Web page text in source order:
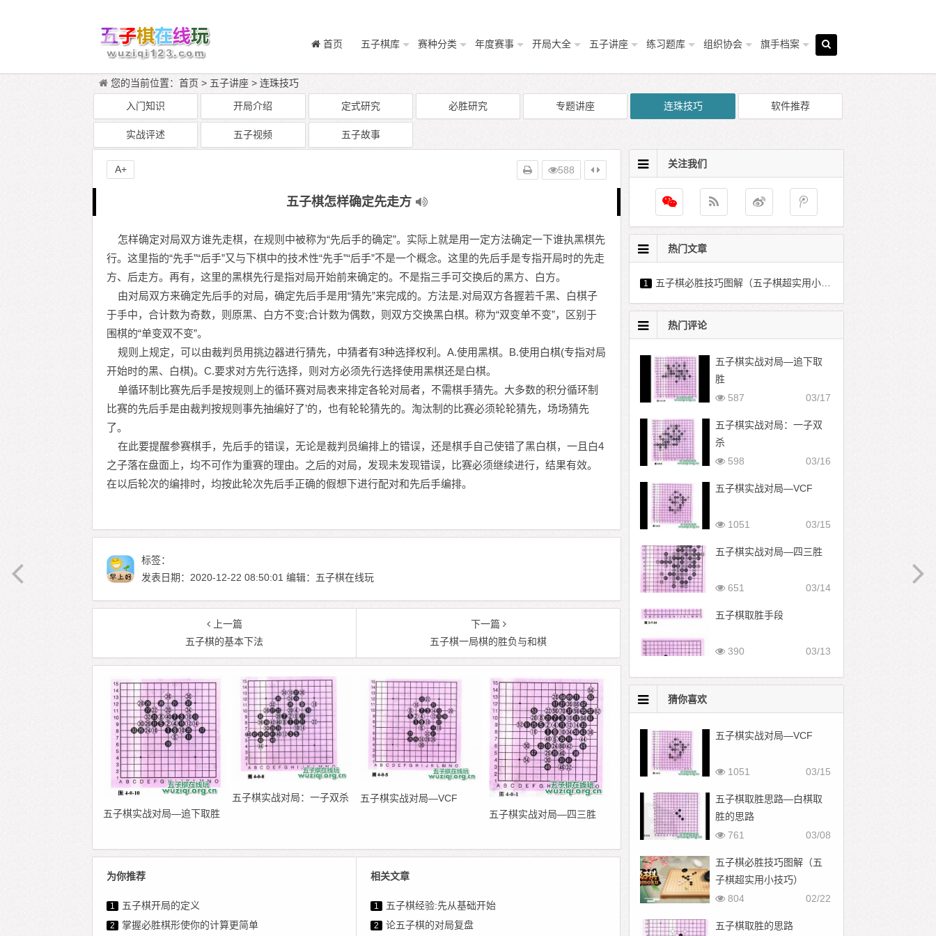
首页 五子棋库 赛种分类 年度赛事 开局大全 五子讲座 练习题库 组织协会 旗手档案
您的当前位置： 首页 > 五子讲座 > 连珠技巧
入门知识 开局介绍 定式研究 必胜研究 专题讲座 连珠技巧 软件推荐
实战评述 五子视频 五子故事
五子棋怎样确定先走方
怎样确定对局双方谁先走棋，在规则中被称为“先后手的确定”。实际上就是用一定方法确定一下谁执黑棋先
行。这里指的“先手”“后手”又与下棋中的技术性“先手”“后手”不是一个概念。这里的先后手是专指开局时的先走
方、后走方。再有，这里的黑棋先行是指对局开始前来确定的。不是指三手可交换后的黑方、白方。
由对局双方来确定先后手的对局，确定先后手是用“猜先”来完成的。方法是.对局双方各握若千黑、白棋子
于手中，合计数为奇数，则原黑、白方不变;合计数为偶数，则双方交换黑白棋。称为“双变单不变”，区别于
围棋的“单变双不变”。
规则上规定，可以由裁判员用挑边器进行猜先，中猜者有3种选择权利。A.使用黑棋。B.使用白棋(专指对局
开始时的黑、白棋)。C.要求对方先行选择，则对方必须先行选择使用黑棋还是白棋。
单循环制比赛先后手是按规则上的循环赛对局表来排定各轮对局者，不需棋手猜先。大多数的积分循环制
比赛的先后手是由裁判按规则事先抽编好了’的，也有轮轮猜先的。淘汰制的比赛必须轮轮猜先，场场猜先
了。
在此要提醒参赛棋手，先后手的错误，无论是裁判员编排上的错误，还是棋手自己使错了黑白棋，一且白4
之子落在盘面上，均不可作为重赛的理由。之后的对局，发现未发现错误，比赛必须继续进行，结果有效。
在以后轮次的编排时，均按此轮次先后手正确的假想下进行配对和先后手编排。
588
A+
标签：
发表日期：2020-12-22 08:50:01 编辑：五子棋在线玩
上一篇
五子棋的基本下法
下一篇
五子棋一局棋的胜负与和棋
五子棋实战对局—追下取胜
五子棋实战对局：一子双杀
五子棋实战对局—VCF
五子棋实战对局—四三胜
为你推荐
1 五子棋开局的定义
2 掌握必胜棋形使你的计算更简单
相关文章
1 五子棋经验:先从基础开始
2 论五子棋的对局复盘
关注我们
热门文章
1 五子棋必胜技巧图解（五子棋超实用小技巧）
热门评论
五子棋实战对局—追下取
胜
03/17
587
五子棋实战对局：一子双
杀
03/16
598
五子棋实战对局—VCF
03/15
1051
五子棋实战对局—四三胜
03/14
651
五子棋取胜手段
03/13
390
猜你喜欢
五子棋实战对局—VCF
03/15
1051
五子棋取胜思路—白棋取
胜的思路
03/08
761
五子棋必胜技巧图解（五
子棋超实用小技巧）
02/22
804
五子棋取胜的思路